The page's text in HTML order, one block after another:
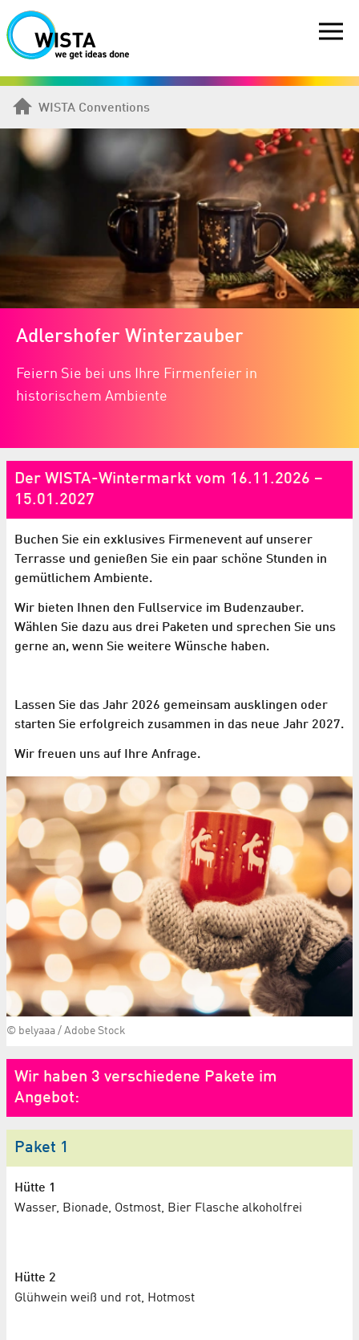
WISTA Conventions
Adlershofer Winterzauber
Feiern Sie bei uns Ihre Firmenfeier in
historischem Ambiente
Der WISTA-Wintermarkt vom 16.11.2026 –
15.01.2027
Buchen Sie ein exklusives Firmenevent auf unserer
Terrasse und genießen Sie ein paar schöne Stunden in
gemütlichem Ambiente.
Wir bieten Ihnen den Fullservice im Budenzauber.
Wählen Sie dazu aus drei Paketen und sprechen Sie uns
gerne an, wenn Sie weitere Wünsche haben.
Lassen Sie das Jahr 2026 gemeinsam ausklingen oder
starten Sie erfolgreich zusammen in das neue Jahr 2027.
Wir freuen uns auf Ihre Anfrage.
© belyaaa / Adobe Stock
Wir haben 3 verschiedene Pakete im
Angebot:
Paket 1
Hütte 1
Wasser, Bionade, Ostmost, Bier Flasche alkoholfrei
Hütte 2
Glühwein weiß und rot, Hotmost